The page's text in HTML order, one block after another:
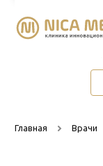
Главная Врачи